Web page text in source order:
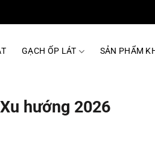
GẠCH ỐP LÁT SẢN PHẨM
hướng 2026